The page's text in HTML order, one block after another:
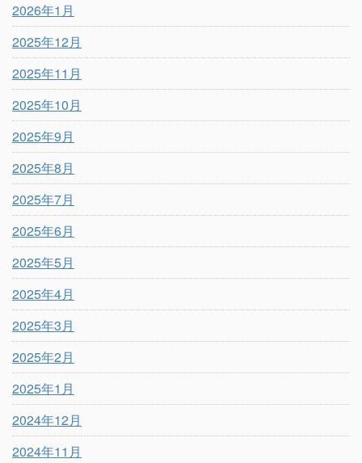
2026年1月
2025年12月
2025年11月
2025年10月
2025年9月
2025年8月
2025年7月
2025年6月
2025年5月
2025年4月
2025年3月
2025年2月
2025年1月
2024年12月
2024年11月